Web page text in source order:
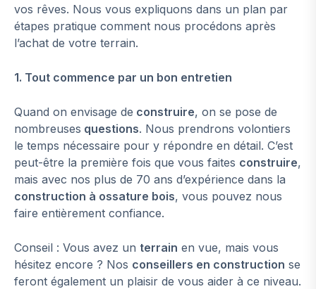
vos rêves. Nous vous expliquons dans un plan par
étapes pratique comment nous procédons après
l’achat de votre terrain.
1. Tout commence par un bon entretien
Quand on envisage de construire, on se pose de
nombreuses questions. Nous prendrons volontiers
le temps nécessaire pour y répondre en détail. C’est
peut-être la première fois que vous faites construire,
mais avec nos plus de 70 ans d’expérience dans la
construction à ossature bois, vous pouvez nous
faire entièrement confiance.
Conseil : Vous avez un terrain en vue, mais vous
hésitez encore ? Nos conseillers en construction se
feront également un plaisir de vous aider à ce niveau.